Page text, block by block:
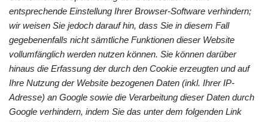
entsprechende Einstellung Ihrer Browser-Software verhindern;
wir weisen Sie jedoch darauf hin, dass Sie in diesem Fall
gegebenenfalls nicht sämtliche Funktionen dieser Website
vollumfänglich werden nutzen können. Sie können darüber
hinaus die Erfassung der durch den Cookie erzeugten und auf
Ihre Nutzung der Website bezogenen Daten (inkl. Ihrer IP-
Adresse) an Google sowie die Verarbeitung dieser Daten durch
Google verhindern, indem Sie das unter dem folgenden Link